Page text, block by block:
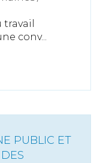
travail
conv...
PUBLIC ET